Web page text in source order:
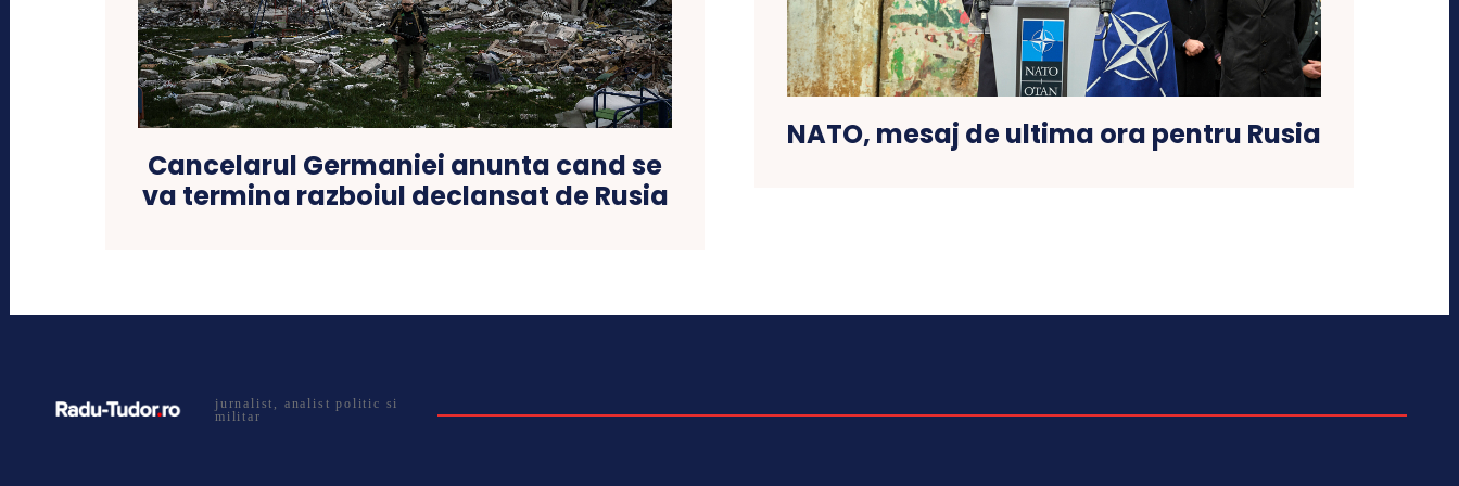
Cancelarul Germaniei anunta cand se
va termina razboiul declansat de Rusia
NATO, mesaj de ultima ora pentru Rusia
jurnalist, analist politic si
militar